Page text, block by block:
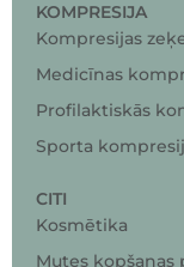
KOMPRESIJA
Kompresijas
Medicīnas
Profilaktiskās
Sporta
CITI
Kosmētika
Mutes kopšanas